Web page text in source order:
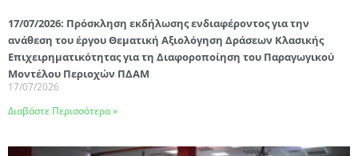
17/07/2026: Πρόσκληση εκδήλωσης ενδιαφέροντος για την
ανάθεση του έργου Θεματική Αξιολόγηση Δράσεων Κλασικής
Επιχειρηματικότητας για τη Διαφοροποίηση του Παραγωγικού
Μοντέλου Περιοχών ΠΔΑΜ
17/07/2026
Διαβάστε Περισσότερα »